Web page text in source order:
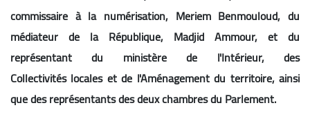
commissaire à la numérisation, Meriem Benmouloud, du
médiateur de la République, Madjid Ammour, et du
représentant du ministère de l'Intérieur, des
Collectivités locales et de l'Aménagement du territoire, ainsi
que des représentants des deux chambres du Parlement.